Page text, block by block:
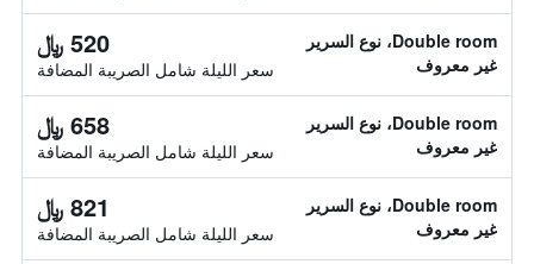
Double room، نوع السرير
غير معروف
520 ﷼
سعر الليلة شامل الصريبة المضافة
Double room، نوع السرير
غير معروف
658 ﷼
سعر الليلة شامل الصريبة المضافة
Double room، نوع السرير
غير معروف
821 ﷼
سعر الليلة شامل الصريبة المضافة